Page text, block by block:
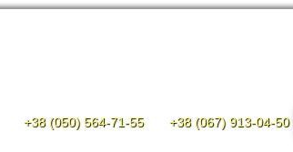
+38 (050) 564-71-55 +38 (067) 913-04-50